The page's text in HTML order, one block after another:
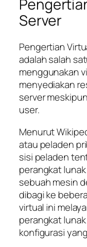
Server
Pengertian
adalah salah
menggunakan
menyediakan
server
user.
Menurut
atau peladen
sisi peladen
perangkat
sebuah mesin
dibagi ke
virtual ini
perangkat
konfigurasi